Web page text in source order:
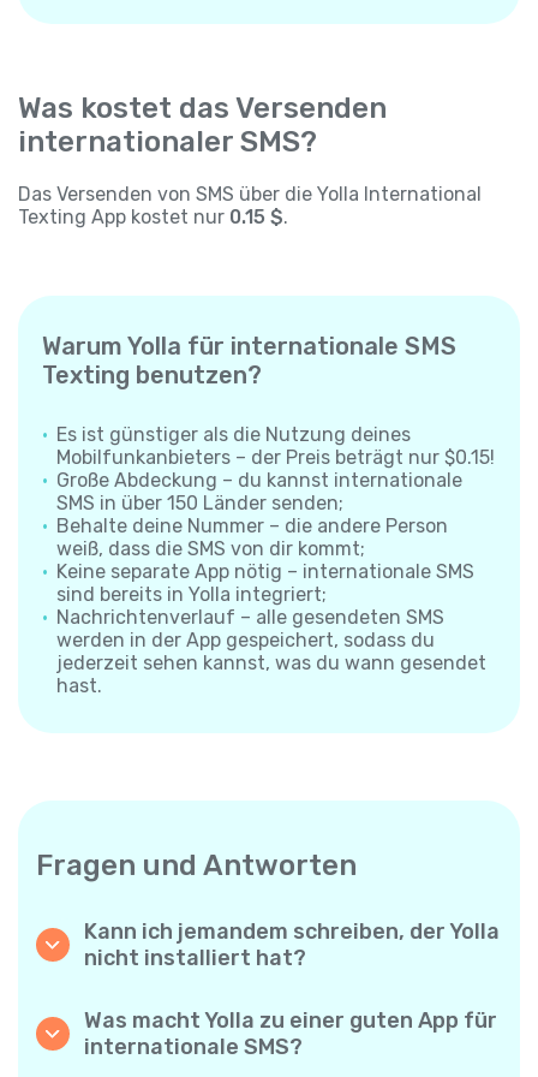
Was kostet das Versenden
internationaler SMS?
Das Versenden von SMS über die Yolla International
Texting App kostet nur 0.15 $.
Warum Yolla für internationale SMS
Texting benutzen?
Es ist günstiger als die Nutzung deines
Mobilfunkanbieters – der Preis beträgt nur $0.15!
Große Abdeckung – du kannst internationale
SMS in über 150 Länder senden;
Behalte deine Nummer – die andere Person
weiß, dass die SMS von dir kommt;
Keine separate App nötig – internationale SMS
sind bereits in Yolla integriert;
Nachrichtenverlauf – alle gesendeten SMS
werden in der App gespeichert, sodass du
jederzeit sehen kannst, was du wann gesendet
hast.
Fragen und Antworten
Kann ich jemandem schreiben, der Yolla
nicht installiert hat?
Mobilnummer des Empfängers – die andere
Person muss nichts installieren und braucht
Was macht Yolla zu einer guten App für
internationale SMS?